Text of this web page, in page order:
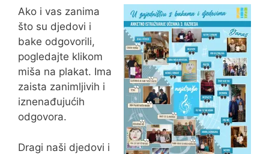
Ako i vas zanima
što su djedovi i
bake odgovorili,
pogledajte klikom
miša na plakat. Ima
zaista zanimljivih i
iznenađujućih
odgovora.
Dragi naši djedovi i